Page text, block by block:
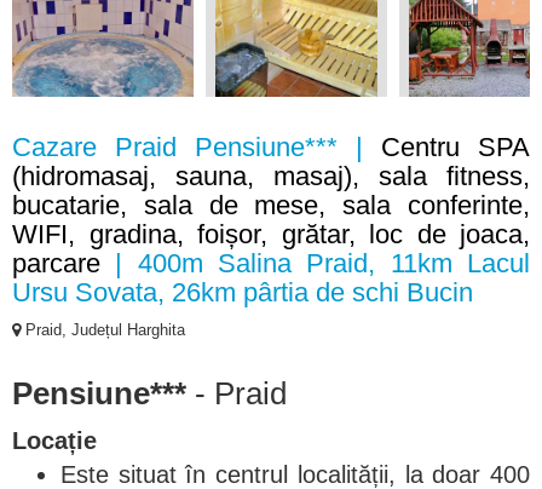
Cazare Praid Pensiune*** | Centru SPA
(hidromasaj, sauna, masaj), sala fitness,
bucatarie, sala de mese, sala conferinte,
WIFI, gradina, foișor, grătar, loc de joaca,
parcare | 400m Salina Praid, 11km Lacul
Ursu Sovata, 26km pârtia de schi Bucin
Praid, Județul Harghita
Pensiune*** - Praid
Locație
Este situat în centrul localității, la doar 400